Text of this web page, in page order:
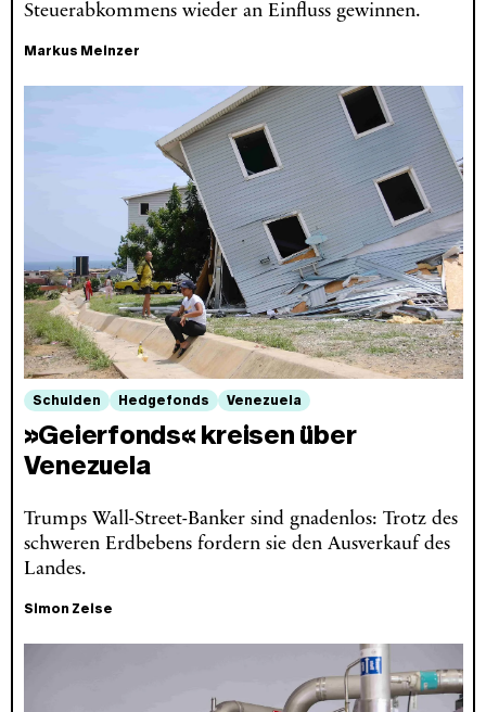
Steuerabkommens wieder an Einfluss gewinnen.
Markus Meinzer
Schulden Hedgefonds Venezuela
»Geierfonds« kreisen über
Venezuela
Trumps Wall-Street-Banker sind gnadenlos: Trotz des
schweren Erdbebens fordern sie den Ausverkauf des
Landes.
Simon Zeise